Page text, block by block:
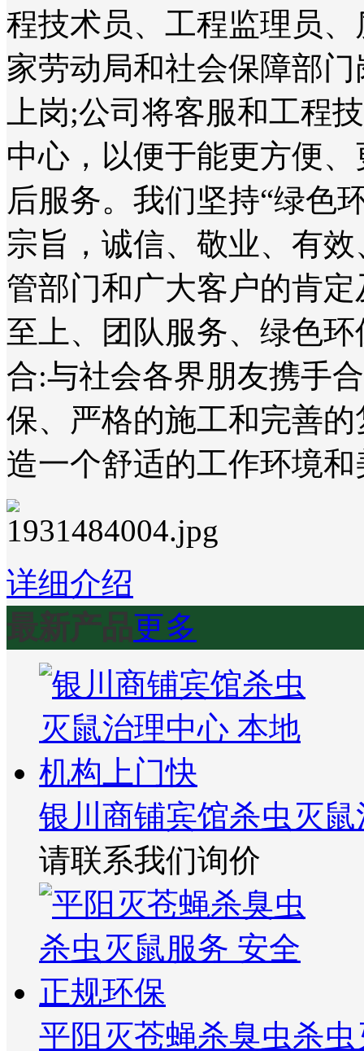
程技术员、工程监理员
家劳动局和社会保障部
上岗;公司将客服和工程
中心，以便于能更方便
后服务。我们坚持“绿色
宗旨，诚信、敬业、有
管部门和广大客户的肯
至上、团队服务、绿色
合:与社会各界朋友携手
保、严格的施工和完善
造一个舒适的工作环境
详细介绍
最新产品更多
银川商铺宾馆杀虫灭
请联系我们询价
平阳灭苍蝇杀臭虫杀